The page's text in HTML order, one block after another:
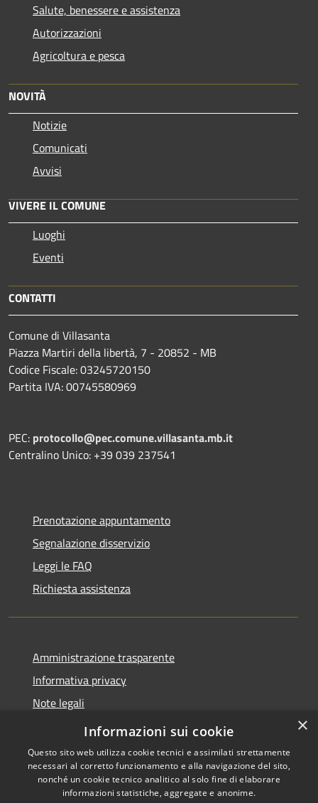
Salute, benessere e assistenza
Autorizzazioni
Agricoltura e pesca
NOVITÀ
Notizie
Comunicati
Avvisi
VIVERE IL COMUNE
Luoghi
Eventi
CONTATTI
Comune di Villasanta
Piazza Martiri della libertà, 7 - 20852 - MB
Codice Fiscale: 03245720150
Partita IVA: 00745580969
PEC: protocollo@pec.comune.villasanta.mb.it
Centralino Unico: +39 039 237541
Prenotazione appuntamento
Segnalazione disservizio
Leggi le FAQ
Richiesta assistenza
Amministrazione trasparente
Informativa privacy
Note legali
Dichiarazione di accessibilità
Copyright © 2026 • Comune di
×
Informazioni sui cookie
Questo sito web utilizza cookie tecnici e assimilati strettamente
necessari al corretto funzionamento e alla navigazione del sito,
nonché un cookie tecnico analitico al solo fine di elaborare
informazioni statistiche, aggregate e anonime.